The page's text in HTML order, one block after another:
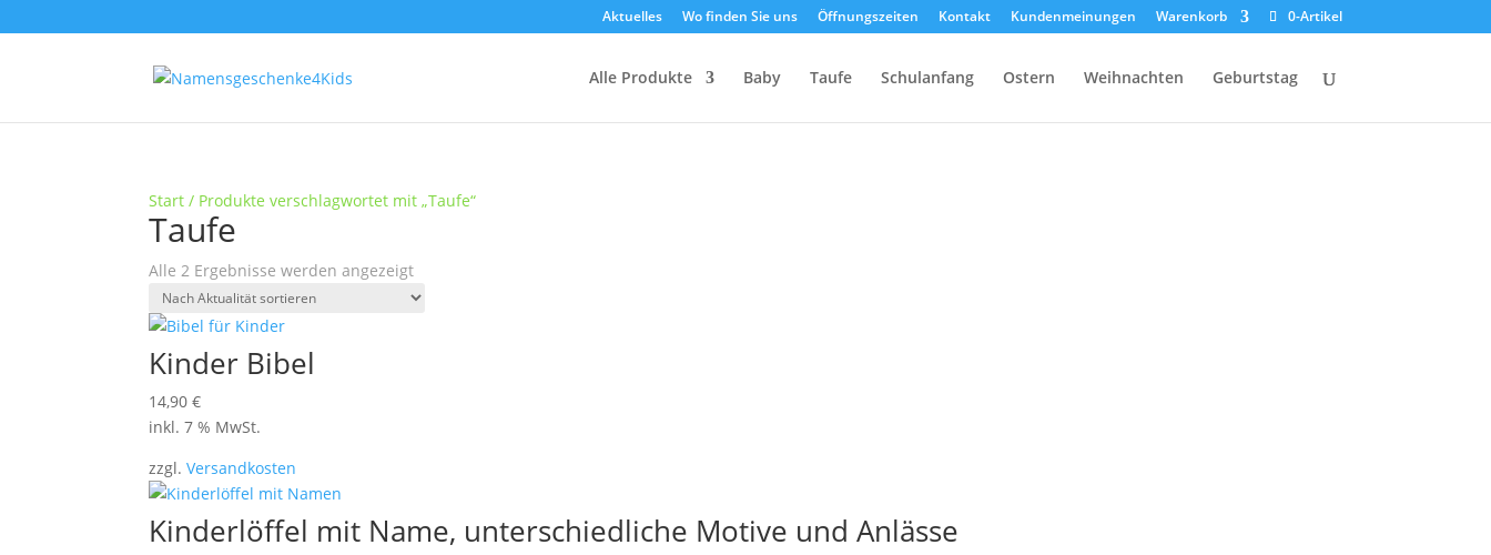
Aktuelles Wo finden Sie uns Öffnungszeiten Kontakt Kundenmeinungen Warenkorb 0-Artikel
Alle Produkte Baby Taufe Schulanfang Ostern Weihnachten Geburtstag
Start / Produkte verschlagwortet mit „Taufe“
Taufe
Alle 2 Ergebnisse werden angezeigtNach
Aktualität
Kinder Bibel
14,90€
inkl. 7 % MwSt.
zzgl.Versandkosten
Kinderlöffel mit Name, unterschiedliche Motive und Anlässe